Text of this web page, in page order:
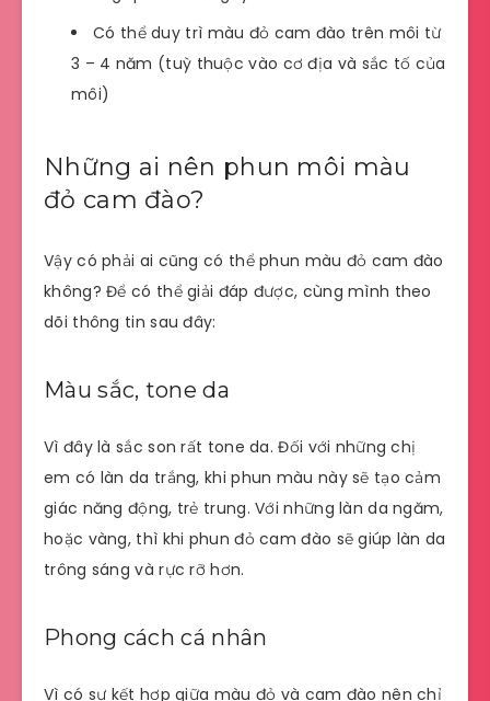
Có thể duy trì màu đỏ cam đào trên môi từ
3 – 4 năm (tuỳ thuộc vào cơ địa và sắc tố của
môi)
Những ai nên phun môi màu
đỏ cam đào?
Vậy có phải ai cũng có thể phun màu đỏ cam đào
không? Để có thể giải đáp được, cùng mình theo
dõi thông tin sau đây:
Màu sắc, tone da
Vì đây là sắc son rất tone da. Đối với những chị
em có làn da trắng, khi phun màu này sẽ tạo cảm
giác năng động, trẻ trung. Với những làn da ngăm,
hoặc vàng, thì khi phun đỏ cam đào sẽ giúp làn da
trông sáng và rực rỡ hơn.
Phong cách cá nhân
Vì có sự kết hợp giữa màu đỏ và cam đào nên chỉ